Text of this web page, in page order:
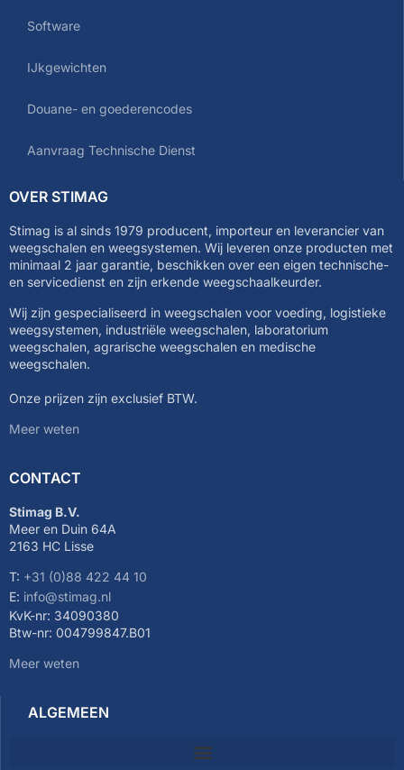
Software
IJkgewichten
Douane- en goederencodes
Aanvraag Technische Dienst
OVER STIMAG
Stimag is al sinds 1979 producent, importeur en leverancier van
weegschalen en weegsystemen. Wij leveren onze producten met
minimaal 2 jaar garantie, beschikken over een eigen technische-
en servicedienst en zijn erkende weegschaalkeurder.
Wij zijn gespecialiseerd in weegschalen voor voeding, logistieke
weegsystemen, industriële weegschalen, laboratorium
weegschalen, agrarische weegschalen en medische
weegschalen.
Onze prijzen zijn exclusief BTW.
Meer weten
CONTACT
Stimag B.V.
Meer en Duin 64A
2163 HC Lisse
T: +31 (0)88 422 44 10
E: info@stimag.nl
KvK-nr: 34090380
Btw-nr: 004799847.B01
Meer weten
ALGEMEEN